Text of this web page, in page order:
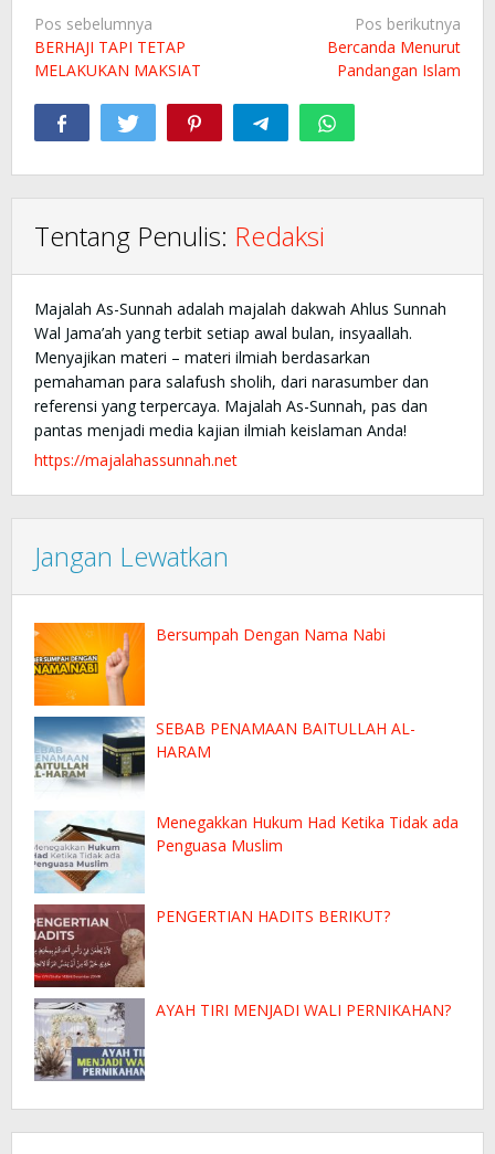
Navigasi
pos
Pos sebelumnya
BERHAJI TAPI TETAP
MELAKUKAN MAKSIAT
Pos berikutnya
Bercanda Menurut
Pandangan Islam
Tentang Penulis: Redaksi
Majalah As-Sunnah adalah majalah dakwah Ahlus Sunnah
Wal Jama’ah yang terbit setiap awal bulan, insyaallah.
Menyajikan materi – materi ilmiah berdasarkan
pemahaman para salafush sholih, dari narasumber dan
referensi yang terpercaya. Majalah As-Sunnah, pas dan
pantas menjadi media kajian ilmiah keislaman Anda!
https://majalahassunnah.net
Jangan Lewatkan
Bersumpah Dengan Nama Nabi
SEBAB PENAMAAN BAITULLAH AL-
HARAM
Menegakkan Hukum Had Ketika Tidak ada
Penguasa Muslim
PENGERTIAN HADITS BERIKUT?
AYAH TIRI MENJADI WALI PERNIKAHAN?